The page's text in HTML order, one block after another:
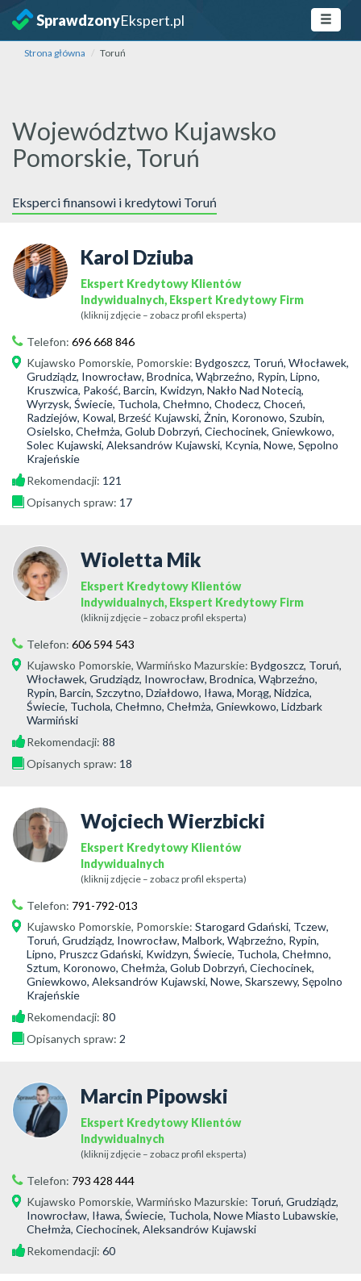
SprawdzonyEkspert.pl
Strona główna Toruń
Województwo Kujawsko
Pomorskie, Toruń
Eksperci finansowi i kredytowi Toruń
Karol Dziuba
Ekspert Kredytowy Klientów
Indywidualnych, Ekspert Kredytowy Firm
(kliknij zdjęcie – zobacz profil eksperta)
Telefon: 696 668 846
Kujawsko Pomorskie, Pomorskie: Bydgoszcz, Toruń, Włocławek,
Grudziądz, Inowrocław, Brodnica, Wąbrzeźno, Rypin, Lipno,
Kruszwica, Pakość, Barcin, Kwidzyn, Nakło Nad Notecią,
Wyrzysk, Świecie, Tuchola, Chełmno, Chodecz, Choceń,
Radziejów, Kowal, Brześć Kujawski, Żnin, Koronowo, Szubin,
Osielsko, Chełmża, Golub Dobrzyń, Ciechocinek, Gniewkowo,
Solec Kujawski, Aleksandrów Kujawski, Kcynia, Nowe, Sępolno
Krajeńskie
Rekomendacji: 121
Opisanych spraw: 17
Wioletta Mik
Ekspert Kredytowy Klientów
Indywidualnych, Ekspert Kredytowy Firm
(kliknij zdjęcie – zobacz profil eksperta)
Telefon: 606 594 543
Kujawsko Pomorskie, Warmińsko Mazurskie: Bydgoszcz, Toruń,
Włocławek, Grudziądz, Inowrocław, Brodnica, Wąbrzeźno,
Rypin, Barcin, Szczytno, Działdowo, Iława, Morąg, Nidzica,
Świecie, Tuchola, Chełmno, Chełmża, Gniewkowo, Lidzbark
Warmiński
Rekomendacji: 88
Opisanych spraw: 18
Wojciech Wierzbicki
Ekspert Kredytowy Klientów
Indywidualnych
(kliknij zdjęcie – zobacz profil eksperta)
Telefon: 791-792-013
Kujawsko Pomorskie, Pomorskie: Starogard Gdański, Tczew,
Toruń, Grudziądz, Inowrocław, Malbork, Wąbrzeźno, Rypin,
Lipno, Pruszcz Gdański, Kwidzyn, Świecie, Tuchola, Chełmno,
Sztum, Koronowo, Chełmża, Golub Dobrzyń, Ciechocinek,
Gniewkowo, Aleksandrów Kujawski, Nowe, Skarszewy, Sępolno
Krajeńskie
Rekomendacji: 80
Opisanych spraw: 2
Marcin Pipowski
Ekspert Kredytowy Klientów
Indywidualnych
(kliknij zdjęcie – zobacz profil eksperta)
Telefon: 793 428 444
Kujawsko Pomorskie, Warmińsko Mazurskie: Toruń, Grudziądz,
Inowrocław, Iława, Świecie, Tuchola, Nowe Miasto Lubawskie,
Chełmża, Ciechocinek, Aleksandrów Kujawski
Rekomendacji: 60